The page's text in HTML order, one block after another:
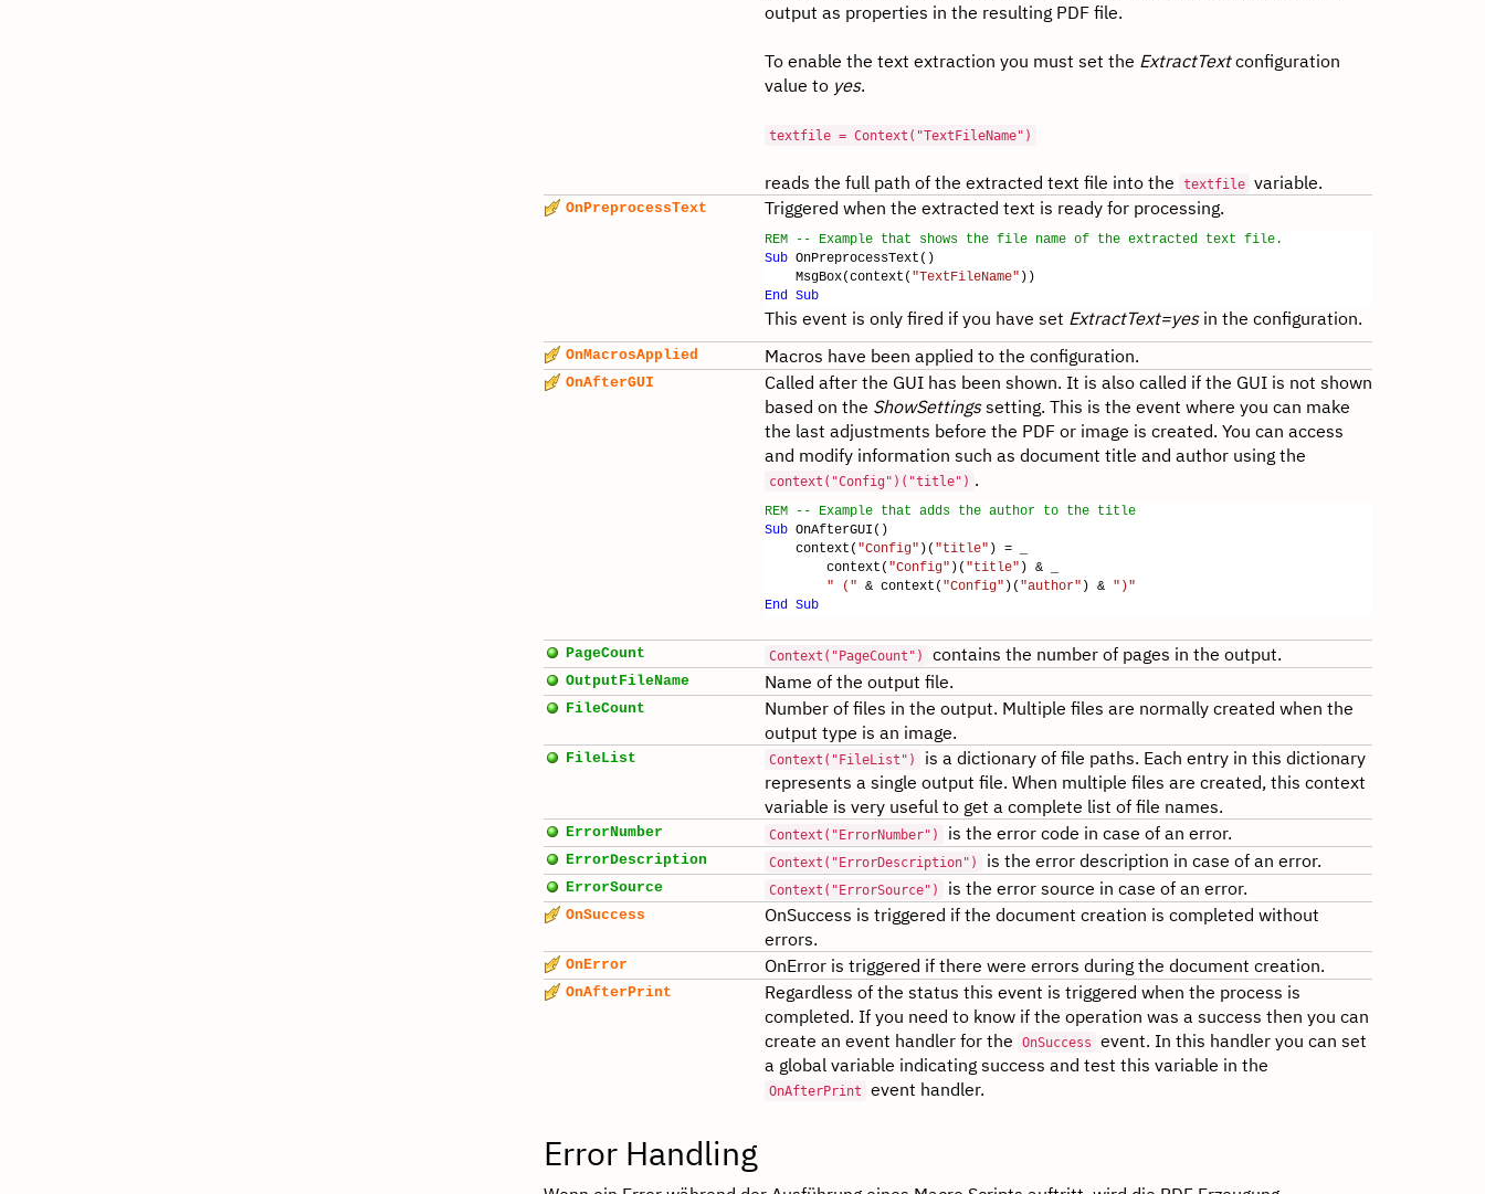
output as properties in the resulting PDF file.
To enable the text extraction you must set the ExtractTextconfiguration
value to yes.
textfile = Context("TextFileName")
reads the full path of the extracted text file into the textfile variable.
OnPreprocessText Triggered when the extracted text is ready for processing.
REM -- Example that shows the file name of the extracted text file.
Sub OnPreprocessText()
MsgBox(context( "TextFileName" ))
End Sub
This event is only fired if you have set ExtractText=yesin the configuration.
OnMacrosApplied Macros have been applied to the configuration.
OnAfterGUI
Called after the GUI has been shown. It is also called if the GUI is not shown
based on the ShowSettingssetting. This is the event where you can make
the last adjustments before the PDF or image is created. You can access
and modify information such as document title and author using the
context("Config")("title") .
REM -- Example that adds the author to the title
Sub OnAfterGUI()
context( "Config" )( "title" ) = _
context( "Config" )( "title" ) & _
" (" & context( "Config" )( "author" ) & ")"
End Sub
PageCount Context("PageCount") contains the number of pages in the output.
OutputFileName Name of the output file.
FileCount
Number of files in the output. Multiple files are normally created when the
output type is an image.
FileList Context("FileList")
is a dictionary of file paths. Each entry in this dictionary
represents a single output file. When multiple files are created, this context
variable is very useful to get a complete list of file names.
ErrorNumber Context("ErrorNumber") is the error code in case of an error.
ErrorDescription Context("ErrorDescription") is the error description in case of an error.
ErrorSource Context("ErrorSource") is the error source in case of an error.
OnSuccess
OnSuccess is triggered if the document creation is completed without
errors.
OnError OnError is triggered if there were errors during the document creation.
OnAfterPrint
Regardless of the status this event is triggered when the process is
completed. If you need to know if the operation was a success then you can
create an event handler for the OnSuccess event. In this handler you can set
a global variable indicating success and test this variable in the
OnAfterPrint event handler.
Error Handling